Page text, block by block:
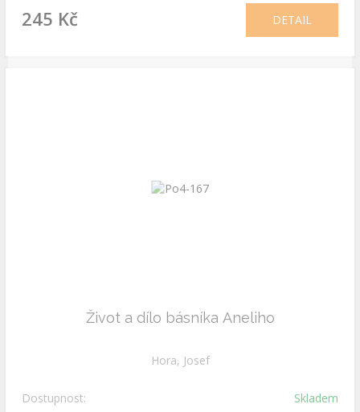
245 Kč DETAIL
Život a dílo básníka Aneliho
Hora, Josef
Dostupnost: Skladem